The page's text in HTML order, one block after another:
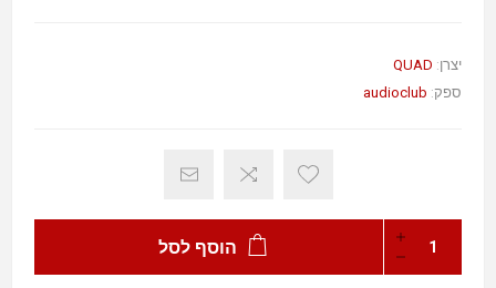
יצרן: QUAD
ספק: audioclub
הוסף לסל